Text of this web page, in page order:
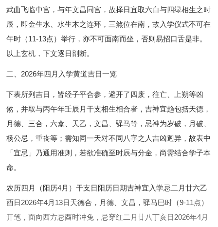
武曲飞临中宫，与年文昌同宫，故择日宜取六白与四绿相生之时
辰，即金生水、水生木之连环，三煞位在南，故入学仪式不可在
午时（11-13点）举行，亦不可面南而坐，否则易招口舌是非。
以上玄机，下文逐日剖断。
二、2026年四月入学黄道吉日一览
下表所列吉日，皆经子平合参，避开了四废，往亡、上朔等凶
煞，并取与丙午年壬辰月干支相生相合者，吉神宜趋包括天德，
月德、三合，六盒、天乙，文昌、驿马等，忌神为岁破，月破、
杨公忌，重丧等；需知同一天对不同八字之人吉凶迥异，故表中
「宜忌」乃通用准则，若欲准确至时辰与分金，尚需结合学子本
命。
农历四月（阳历4月）干支日阳历日期吉神宜入学忌二月廿六乙
酉日2026年4月13日天德合，月德、文昌，驿马巳时（9-11点）
开笔，面向西方忌酉时冲兔，忌穿红二月廿八丁亥日2026年4月